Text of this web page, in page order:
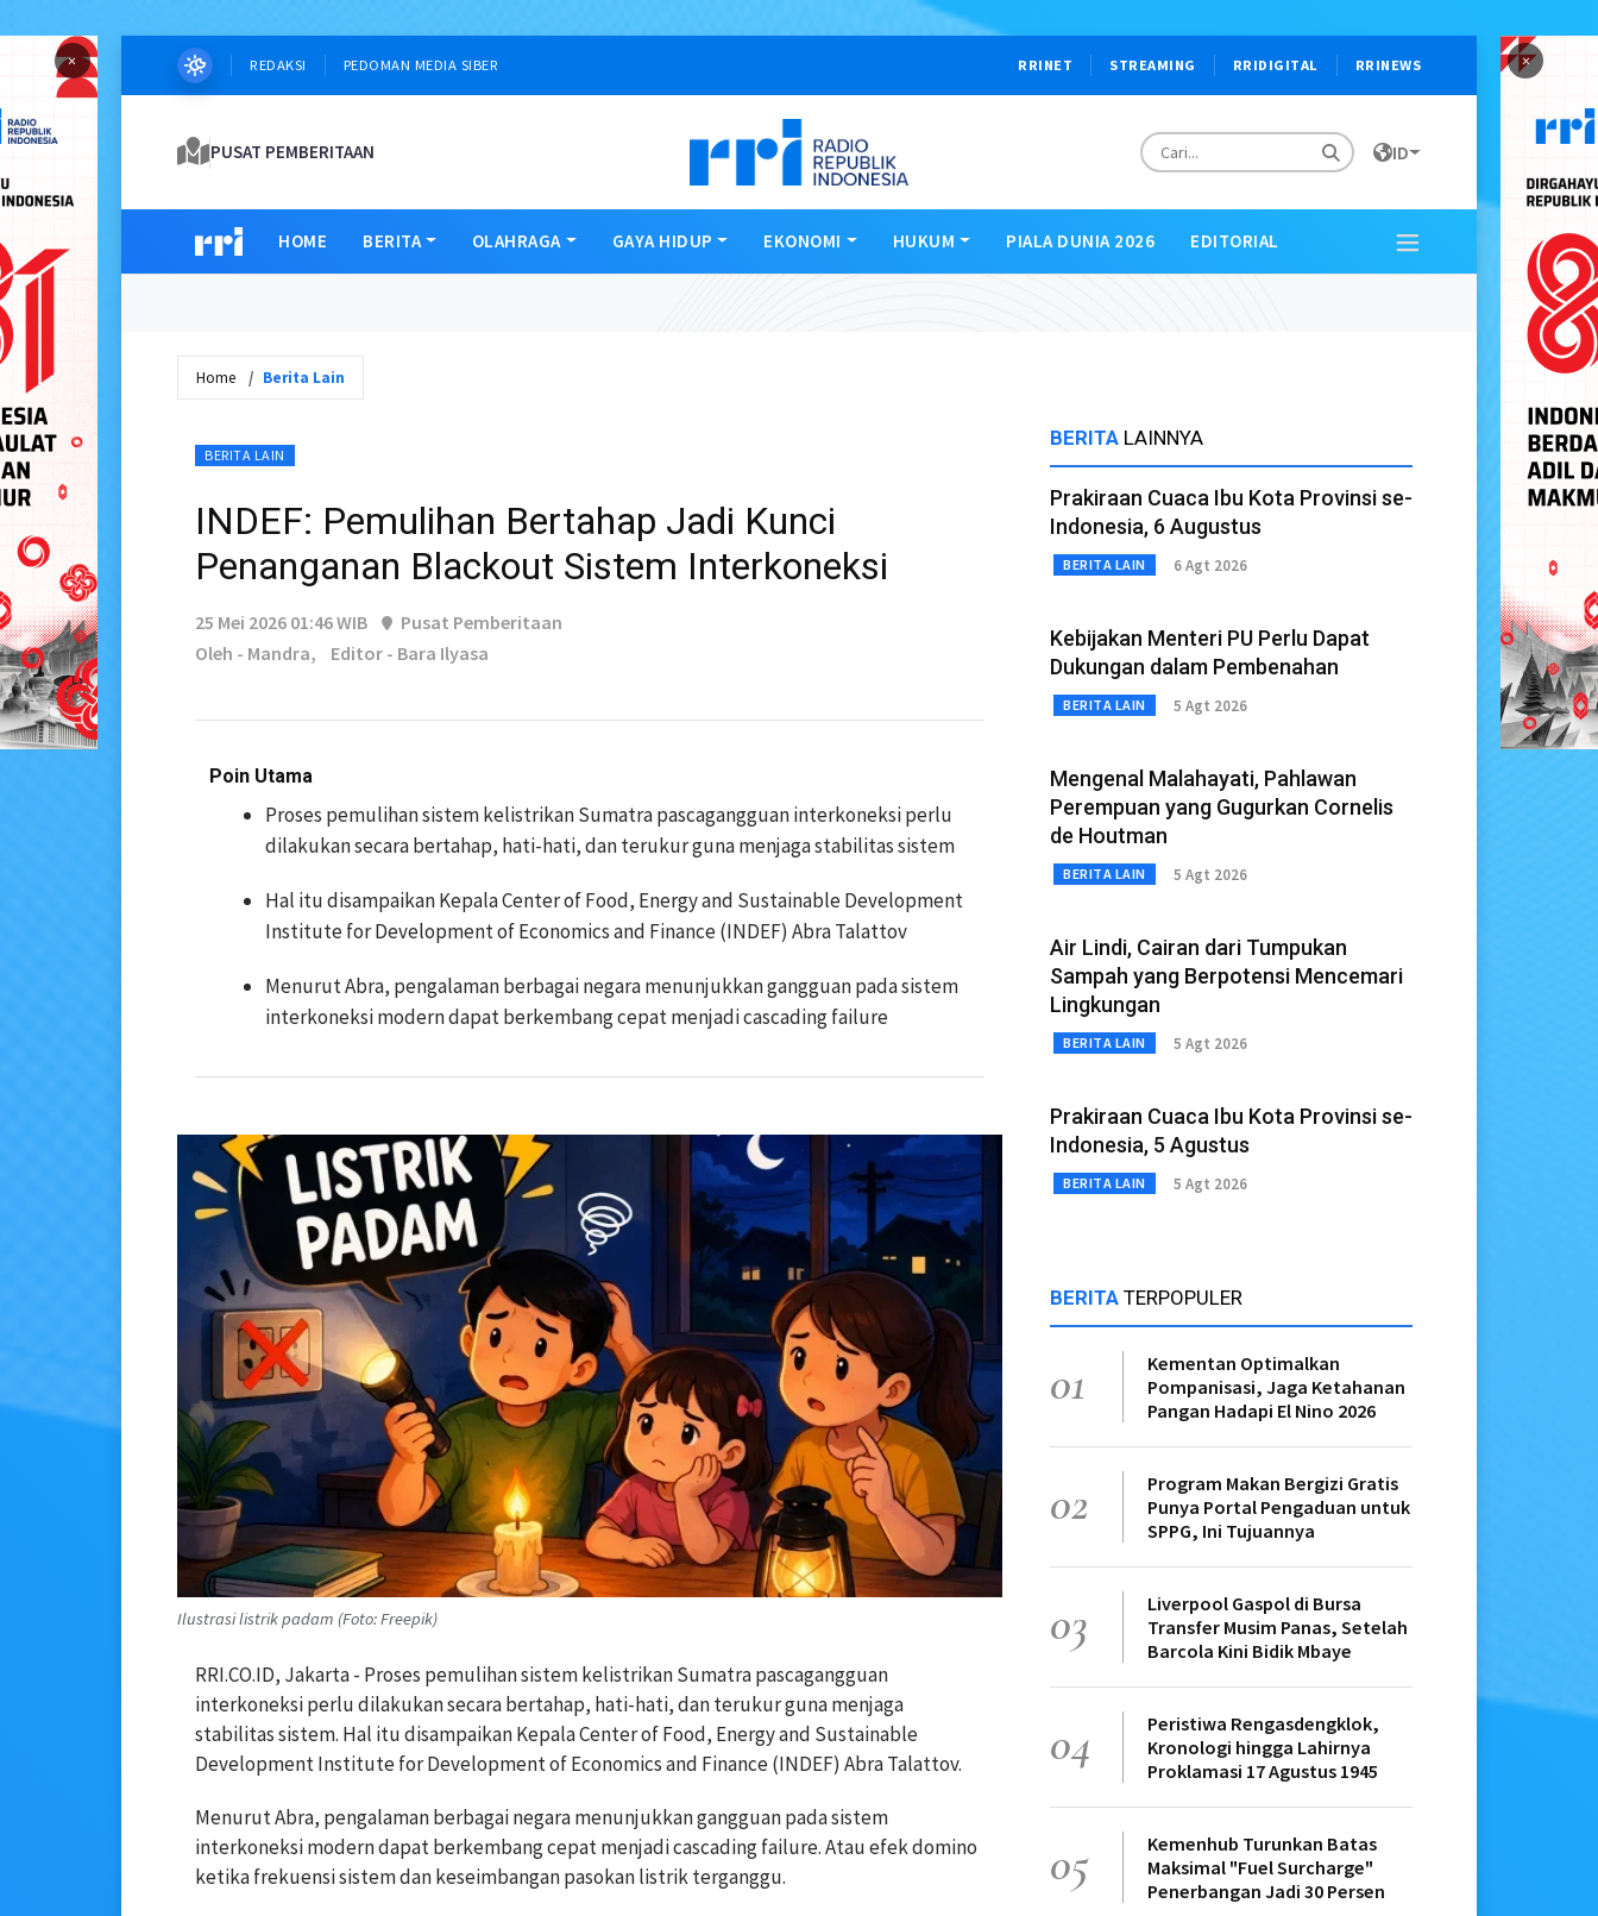
× ×
REDAKSI PEDOMAN MEDIA SIBER RRINET STREAMING RRIDIGITAL RRINEWS
PUSAT PEMBERITAAN ID
HOME BERITA OLAHRAGA GAYA HIDUP EKONOMI HUKUM PIALA DUNIA 2026 EDITORIAL
Home Berita Lain
BERITA LAIN
INDEF: Pemulihan Bertahap Jadi Kunci
Penanganan Blackout Sistem Interkoneksi
25 Mei 2026 01:46 WIB
Pusat Pemberitaan
Oleh - Mandra,
Editor - Bara Ilyasa
Poin Utama
Proses pemulihan sistem kelistrikan Sumatra pascagangguan interkoneksi perlu
dilakukan secara bertahap, hati-hati, dan terukur guna menjaga stabilitas sistem
Hal itu disampaikan Kepala Center of Food, Energy and Sustainable Development
Institute for Development of Economics and Finance (INDEF) Abra Talattov
Menurut Abra, pengalaman berbagai negara menunjukkan gangguan pada sistem
interkoneksi modern dapat berkembang cepat menjadi cascading failure
Ilustrasi listrik padam (Foto: Freepik)
RRI.CO.ID, Jakarta - Proses pemulihan sistem kelistrikan Sumatra pascagangguan
interkoneksi perlu dilakukan secara bertahap, hati-hati, dan terukur guna menjaga
stabilitas sistem. Hal itu disampaikan Kepala Center of Food, Energy and Sustainable
Development Institute for Development of Economics and Finance (INDEF) Abra Talattov.
Menurut Abra, pengalaman berbagai negara menunjukkan gangguan pada sistem
interkoneksi modern dapat berkembang cepat menjadi cascading failure. Atau efek domino
ketika frekuensi sistem dan keseimbangan pasokan listrik terganggu.
BERITA LAINNYA
Prakiraan Cuaca Ibu Kota Provinsi se-
Indonesia, 6 Augustus
BERITA LAIN 6 Agt 2026
Kebijakan Menteri PU Perlu Dapat
Dukungan dalam Pembenahan
BERITA LAIN 5 Agt 2026
Mengenal Malahayati, Pahlawan
Perempuan yang Gugurkan Cornelis
de Houtman
BERITA LAIN 5 Agt 2026
Air Lindi, Cairan dari Tumpukan
Sampah yang Berpotensi Mencemari
Lingkungan
BERITA LAIN 5 Agt 2026
Prakiraan Cuaca Ibu Kota Provinsi se-
Indonesia, 5 Agustus
BERITA LAIN 5 Agt 2026
BERITA TERPOPULER
01
Kementan Optimalkan
Pompanisasi, Jaga Ketahanan
Pangan Hadapi El Nino 2026
02
Program Makan Bergizi Gratis
Punya Portal Pengaduan untuk
SPPG, Ini Tujuannya
03
Liverpool Gaspol di Bursa
Transfer Musim Panas, Setelah
Barcola Kini Bidik Mbaye
04
Peristiwa Rengasdengklok,
Kronologi hingga Lahirnya
Proklamasi 17 Agustus 1945
05
Kemenhub Turunkan Batas
Maksimal "Fuel Surcharge"
Penerbangan Jadi 30 Persen